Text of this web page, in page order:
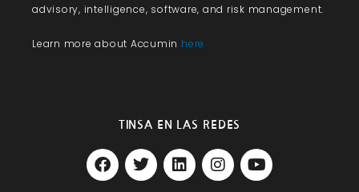
advisory, intelligence, software, and risk management.
Learn more about Accumin here
TINSA EN LAS REDES
F
a
T
w
L
i
I
n
Y
o